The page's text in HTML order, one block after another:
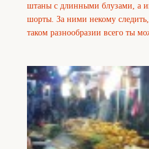
штаны с длинными блузами, а
шорты. За ними некому
таком разнообразии всего ты